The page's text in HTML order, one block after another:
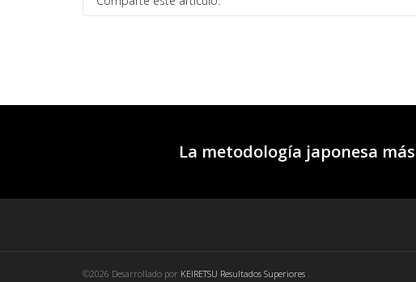
La metodología japonesa
©2026 Desarrollado por KEIRETSU Resultados Superiores .